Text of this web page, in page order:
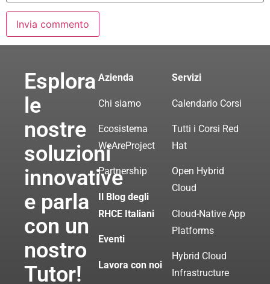
Esplora
le
nostre
soluzioni
innovative
e parla
con un
nostro
Tutor!
Azienda
Chi siamo
Ecosistema
WeAreProject
Partnership
Il Blog degli
RHCE Italiani
Eventi
Lavora con noi
Servizi
Calendario Corsi
Tutti i Corsi Red
Hat
Open Hybrid
Cloud
Cloud-Native App
Platforms
Hybrid Cloud
Infrastructure